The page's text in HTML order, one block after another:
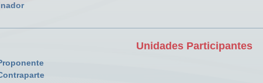
Unidades Participantes